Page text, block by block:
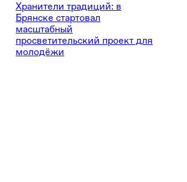
Хранители традиций: в
Брянске стартовал
масштабный
просветительский проект для
молодёжи